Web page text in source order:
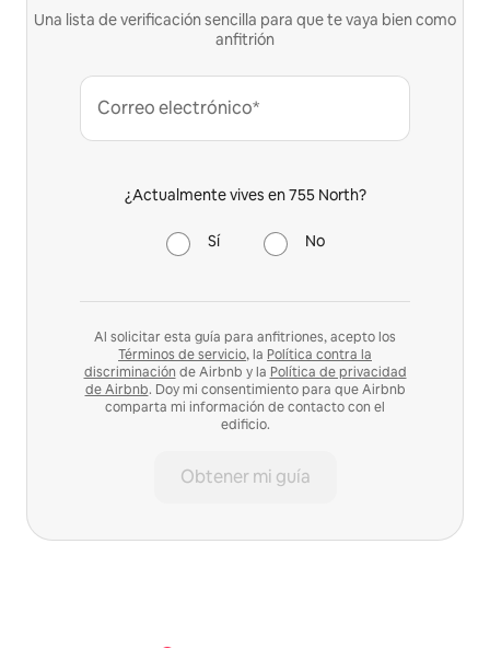
Una lista de verificación sencilla para que te vaya bien como
anfitrión
Correo electrónico*
¿Actualmente vives en 755 North?
Sí No
Al solicitar esta guía para anfitriones, acepto los
Términos de servicio, la Política contra la
discriminación de Airbnb y la Política de privacidad
de Airbnb. Doy mi consentimiento para que Airbnb
comparta mi información de contacto con el
edificio.
Obtener mi guía